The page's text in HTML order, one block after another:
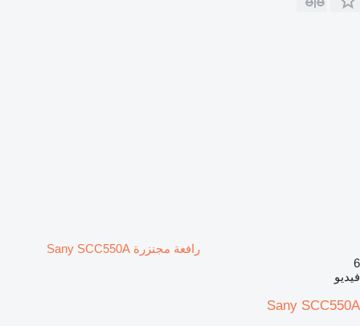
رافعة مجنزرة Sany SCC550A
6
فيديو
Sany SCC550A